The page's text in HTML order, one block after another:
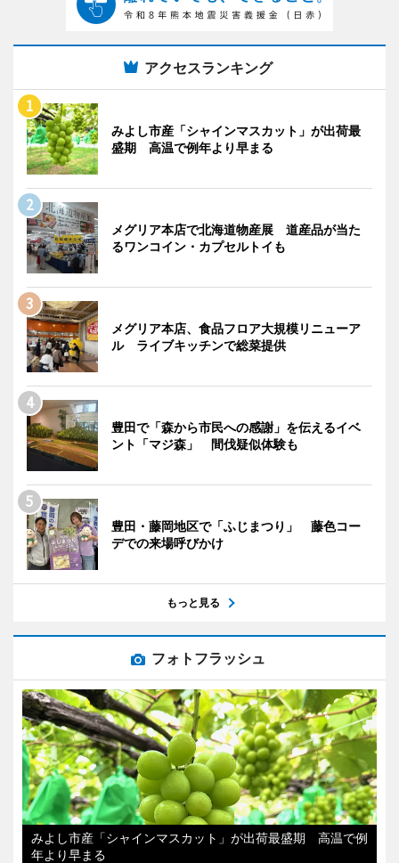
アクセスランキング
みよし市産「シャインマスカット」が出荷最
盛期 高温で例年より早まる
メグリア本店で北海道物産展 道産品が当た
るワンコイン・カプセルトイも
メグリア本店、食品フロア大規模リニューア
ル ライブキッチンで総菜提供
豊田で「森から市民への感謝」を伝えるイベ
ント「マジ森」 間伐疑似体験も
豊田・藤岡地区で「ふじまつり」 藤色コー
デでの来場呼びかけ
もっと見る
フォトフラッシュ
みよし市産「シャインマスカット」が出荷最盛期 高温で例
年より早まる